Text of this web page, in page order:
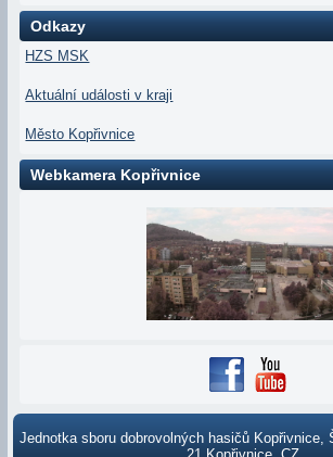
Odkazy
HZS MSK
Aktuální události v kraji
Město Kopřivnice
Webkamera Kopřivnice
Jednotka sboru dobrovolných hasičů Kopřivnice,